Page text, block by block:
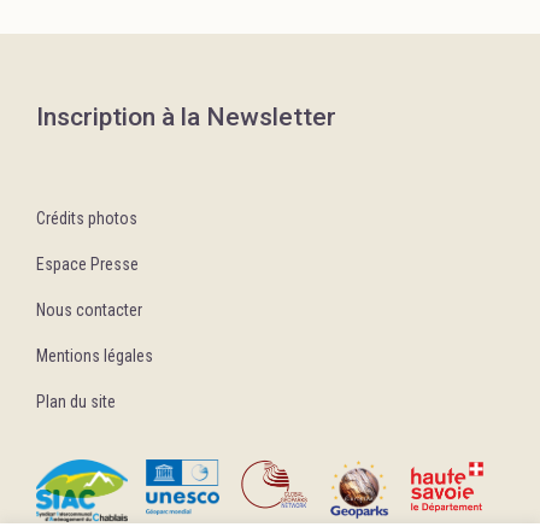
Inscription à la Newsletter
Crédits photos
Espace Presse
Nous contacter
Mentions légales
Plan du site